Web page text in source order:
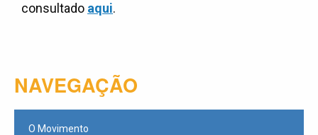
consultado aqui.
NAVEGAÇÃO
O Movimento